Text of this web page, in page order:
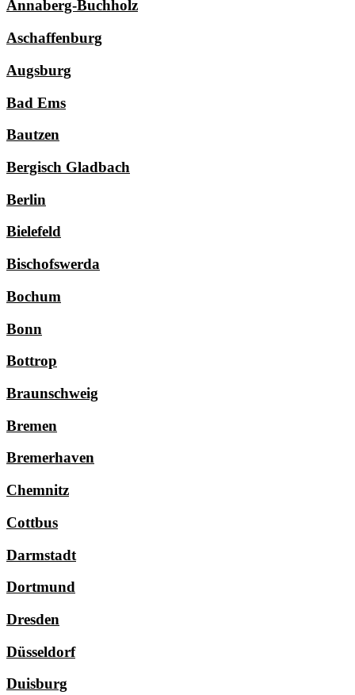
Annaberg-Buchholz
Aschaffenburg
Augsburg
Bad Ems
Bautzen
Bergisch Gladbach
Berlin
Bielefeld
Bischofswerda
Bochum
Bonn
Bottrop
Braunschweig
Bremen
Bremerhaven
Chemnitz
Cottbus
Darmstadt
Dortmund
Dresden
Düsseldorf
Duisburg